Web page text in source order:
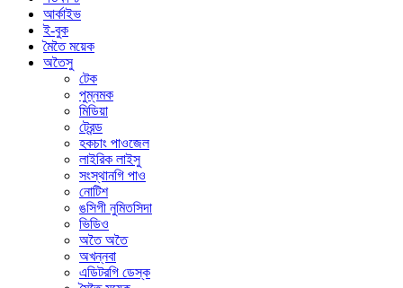
আর্কাইভ
ই-বুক
মৈতৈ ময়েক
অতৈসু
টেক
পুম্নমক
মিডিয়া
ট্রেন্ড
হকচাং পাওজেল
লাইরিক লাইসু
সংস্থানগি পাও
নোটিশ
ঙসিগী নুমিতসিদা
ভিডিও
অতৈ অতৈ
অখন্নবা
এডিটরগি ডেস্ক